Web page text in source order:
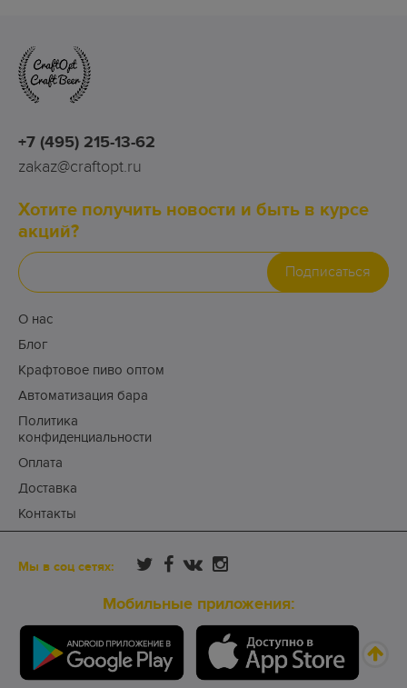
+7 (495) 215-13-62
zakaz@craftopt.ru
Хотите получить новости и быть в курсе
акций?
Подписаться
О нас
Блог
Крафтовое пиво оптом
Автоматизация бара
Политика
конфиденциальности
Оплата
Доставка
Контакты
Мы в соц сетях:
Мобильные приложения: